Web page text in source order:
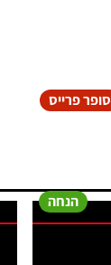
סופר פרייס
הנחה